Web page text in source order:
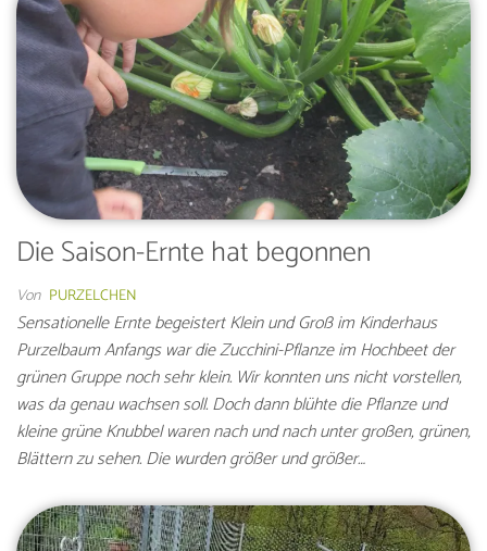
Die Saison-Ernte hat begonnen
Von PURZELCHEN
Sensationelle Ernte begeistert Klein und Groß im Kinderhaus
Purzelbaum Anfangs war die Zucchini-Pflanze im Hochbeet der
grünen Gruppe noch sehr klein. Wir konnten uns nicht vorstellen,
was da genau wachsen soll. Doch dann blühte die Pflanze und
kleine grüne Knubbel waren nach und nach unter großen, grünen,
Blättern zu sehen. Die wurden größer und größer…